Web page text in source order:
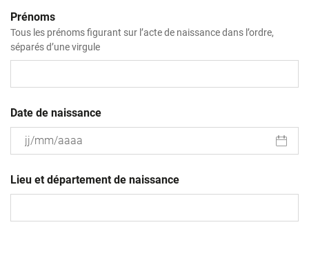
Prénoms
Tous les prénoms figurant sur l’acte de naissance dans l’ordre,
séparés d’une virgule
Date de naissance
slash
MM
Lieu et département de naissance